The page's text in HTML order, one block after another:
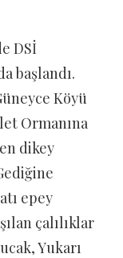
DSİ
başlandı.
Köyü
Ormanına
dikey
epey
çalılıklar
Yukarı